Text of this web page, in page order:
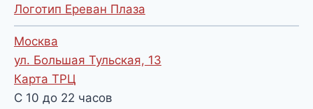
Логотип Ереван Плаза
Москва
ул. Большая Тульская, 13
Карта ТРЦ
С 10 до 22 часов